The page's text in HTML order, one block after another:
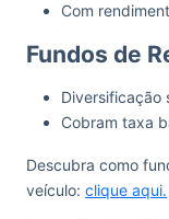
Com
Fundos de
Diversificação
Cobram taxa
Descubra como
veículo: clique aqui.